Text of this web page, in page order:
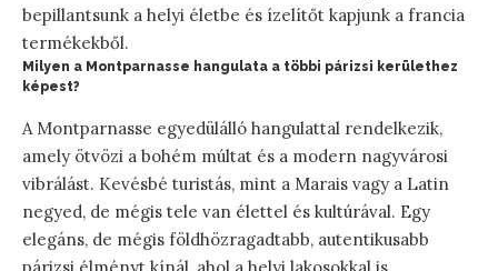
bepillantsunk a helyi életbe és ízelítőt kapjunk a francia
termékekből.
Milyen a Montparnasse hangulata a többi párizsi kerülethez
képest?
A Montparnasse egyedülálló hangulattal rendelkezik,
amely ötvözi a bohém múltat és a modern nagyvárosi
vibrálást. Kevésbé turistás, mint a Marais vagy a Latin
negyed, de mégis tele van élettel és kultúrával. Egy
elegáns, de mégis földhözragadtabb, autentikusabb